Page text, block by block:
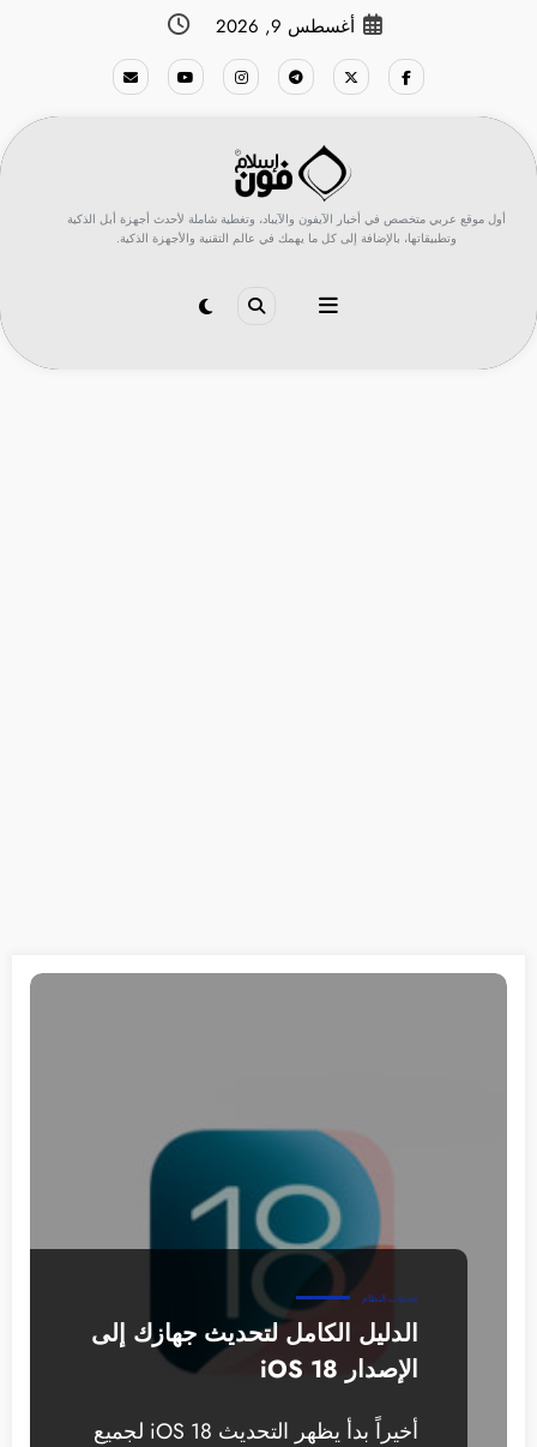
أغسطس 9, 2026
أول موقع عربي متخصص في أخبار الآيفون والآيباد، وتغطية شاملة لأحدث أجهزة أبل الذكية
وتطبيقاتها، بالإضافة إلى كل ما يهمك في عالم التقنية والأجهزة الذكية.
تحديثات النظام
الدليل الكامل لتحديث جهازك إلى
الإصدار iOS 18
أخيراً بدأ يظهر التحديث iOS 18 لجميع